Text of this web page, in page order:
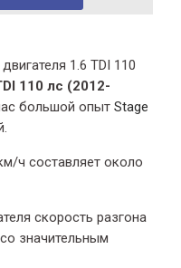
1.6 TDI 110
110 лс (2012-
большой опытStage
ч составляет около
скорость разгона
значительным